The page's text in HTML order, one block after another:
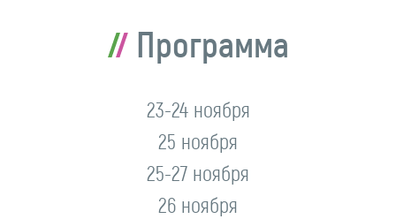
Программа
23-24 ноября
25 ноября
25-27 ноября
26 ноября